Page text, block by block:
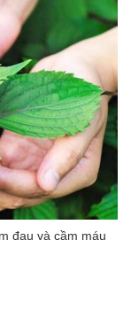
đau và cầm máu